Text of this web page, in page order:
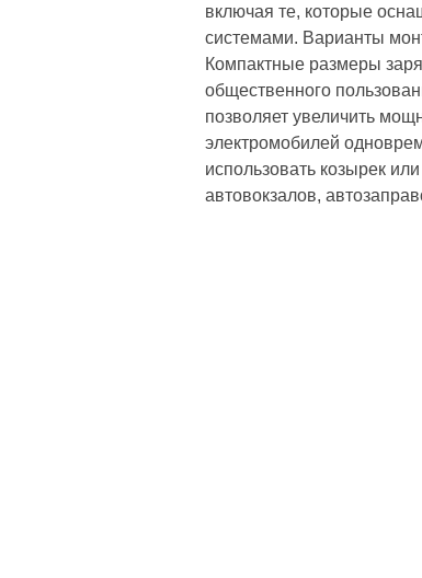
включая те, которые
системами. Варианты
Компактные размеры
общественного
позволяет увеличить
электромобилей
использовать козырек
автовокзалов,